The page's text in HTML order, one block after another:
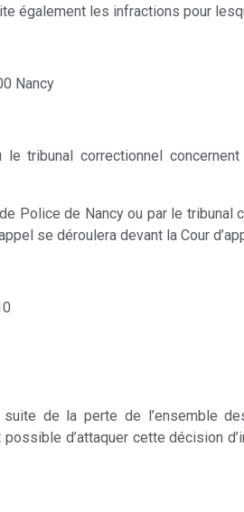
également les infractions pour
Nancy
tribunal correctionnel
Police de Nancy ou par le
se déroulera devant la Cour
de la perte de l’ensemble
d’attaquer cette décision